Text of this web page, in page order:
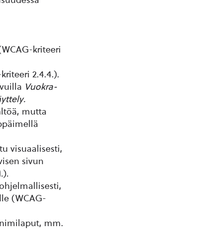
kriteeri
2.4.4.).
Vuokra-
mutta
visuaalisesti,
sivun
(WCAG-
mm.